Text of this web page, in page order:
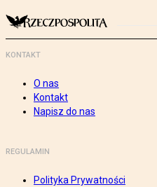
KONTAKT
O nas
Kontakt
Napisz do nas
REGULAMIN
Polityka Prywatności